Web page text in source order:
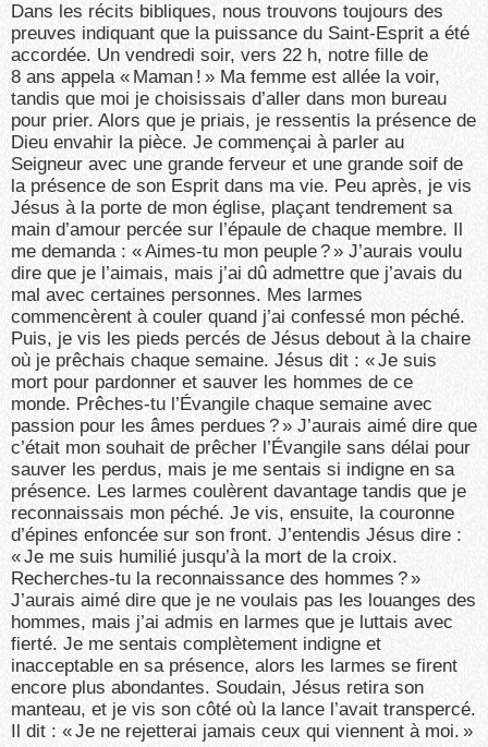
Dans les récits bibliques, nous trouvons toujours des
preuves indiquant que la puissance du Saint-Esprit a été
accordée. Un vendredi soir, vers 22 h, notre fille de
8 ans appela « Maman ! » Ma femme est allée la voir,
tandis que moi je choisissais d’aller dans mon bureau
pour prier. Alors que je priais, je ressentis la présence de
Dieu envahir la pièce. Je commençai à parler au
Seigneur avec une grande ferveur et une grande soif de
la présence de son Esprit dans ma vie. Peu après, je vis
Jésus à la porte de mon église, plaçant tendrement sa
main d’amour percée sur l’épaule de chaque membre. Il
me demanda : « Aimes-tu mon peuple ? » J’aurais voulu
dire que je l’aimais, mais j’ai dû admettre que j’avais du
mal avec certaines personnes. Mes larmes
commencèrent à couler quand j’ai confessé mon péché.
Puis, je vis les pieds percés de Jésus debout à la chaire
où je prêchais chaque semaine. Jésus dit : « Je suis
mort pour pardonner et sauver les hommes de ce
monde. Prêches-tu l’Évangile chaque semaine avec
passion pour les âmes perdues ? » J’aurais aimé dire que
c’était mon souhait de prêcher l’Évangile sans délai pour
sauver les perdus, mais je me sentais si indigne en sa
présence. Les larmes coulèrent davantage tandis que je
reconnaissais mon péché. Je vis, ensuite, la couronne
d’épines enfoncée sur son front. J’entendis Jésus dire :
« Je me suis humilié jusqu’à la mort de la croix.
Recherches-tu la reconnaissance des hommes ? »
J’aurais aimé dire que je ne voulais pas les louanges des
hommes, mais j’ai admis en larmes que je luttais avec
fierté. Je me sentais complètement indigne et
inacceptable en sa présence, alors les larmes se firent
encore plus abondantes. Soudain, Jésus retira son
manteau, et je vis son côté où la lance l’avait transpercé.
Il dit : « Je ne rejetterai jamais ceux qui viennent à moi. »